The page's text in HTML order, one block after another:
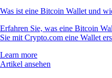
Was ist eine Bitcoin Wallet und
Erfahren Sie, was eine Bitcoin
Sie mit Crypto.com eine Wallet
Learn more
Artikel ansehen